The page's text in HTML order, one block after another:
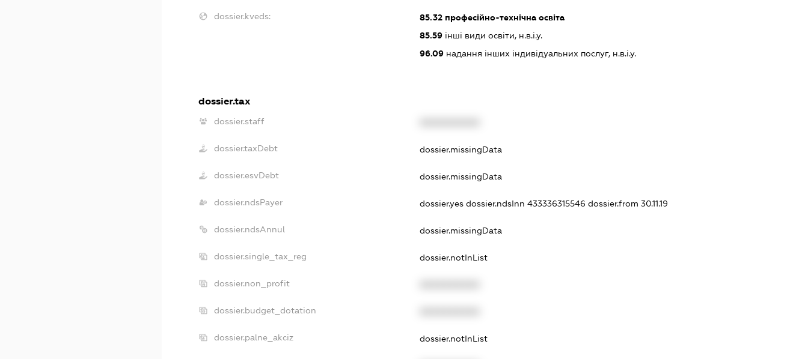
dossier.kveds: 85.32 професійно-технічна освіта
85.59 інші види освіти, н.в.і.у.
96.09 надання інших індивідуальних послуг, н.в.і.у.
dossier.tax
dossier.staff
dossier.taxDebt dossier.missingData
dossier.esvDebt dossier.missingData
dossier.ndsPayer dossier.yesdossier.ndsInn 433336315546dossier.from 30.11.19
dossier.ndsAnnul dossier.missingData
dossier.single_tax_reg dossier.notInList
dossier.non_profit
dossier.budget_dotation
dossier.palne_akciz dossier.notInList